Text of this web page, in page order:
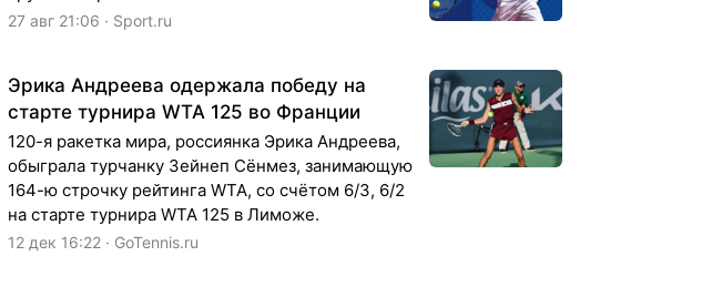
27 авг 21:06 · Sport.ru
Эрика Андреева одержала победу на
старте турнира WTA 125 во Франции
120-я ракетка мира, россиянка Эрика Андреева,
обыграла турчанку Зейнеп Сёнмез, занимающую
164-ю строчку рейтинга WTA, со счётом 6/3, 6/2
на старте турнира WTA 125 в Лиможе.
12 дек 16:22 · GoTennis.ru